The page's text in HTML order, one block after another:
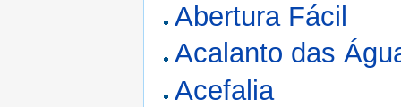
Abertura Fácil
Acalanto das
Acefalia